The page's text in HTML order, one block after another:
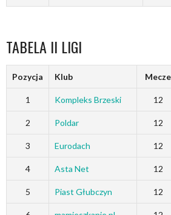
TABELA II LIGI
Pozycja Klub Mecze
1 Kompleks Brzeski 12
2 Poldar 12
3 Eurodach 12
4 Asta Net 12
5 Piast Głubczyn 12